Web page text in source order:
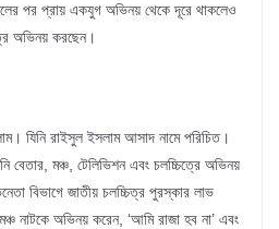
পর প্রায় একযুগ অভিনয় থেকে দূরে থাকলেও
অভিনয় করছেন।
যিনি রাইসুল ইসলাম আসাদ নামে পরিচিত।
বেতার, মঞ্চ, টেলিভিশন এবং চলচ্চিত্রে অভিনয়
বিভাগে জাতীয় চলচ্চিত্র পুরস্কার লাভ
নাটকে অভিনয় করেন, ‘আমি রাজা হব না’ এবং